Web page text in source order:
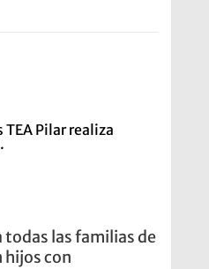
todas las familias de
hijos con